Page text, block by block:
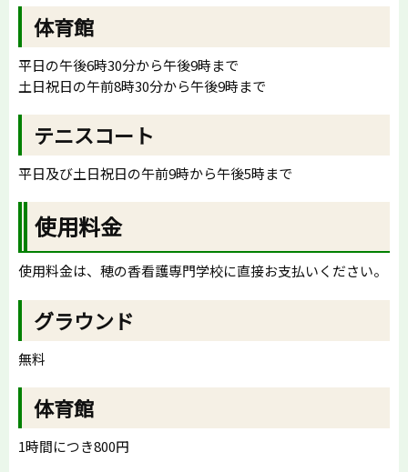
体育館
平日の午後6時30分から午後9時まで
土日祝日の午前8時30分から午後9時まで
テニスコート
平日及び土日祝日の午前9時から午後5時まで
使用料金
使用料金は、穂の香看護専門学校に直接お支払いください。
グラウンド
無料
体育館
1時間につき800円